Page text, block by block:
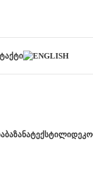
ᲐᲑᲐᲖᲐᲜᲐᲢᲔᲥᲡᲢᲘᲚᲘ